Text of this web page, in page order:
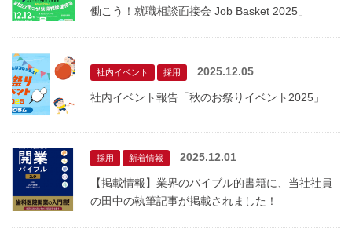
働こう！就職相談面接会 Job Basket 2025」
社内イベント 採用 2025.12.05
社内イベント報告「秋のお祭りイベント2025」
採用 新着情報 2025.12.01
【掲載情報】業界のバイブル的書籍に、当社社員
の田中の執筆記事が掲載されました！